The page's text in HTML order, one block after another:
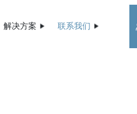
解决方案 联系我们